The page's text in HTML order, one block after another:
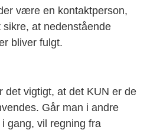
være en kontaktperson,
at nedenstående
bliver fulgt.
det vigtigt, at det KUN er de
Går man i andre
gang, vil regning fra